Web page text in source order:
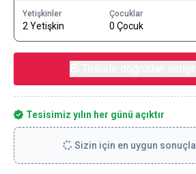
Yetişkinler
2 Yetişkin
Çocuklar
0 Çocuk
Tesisimiz yılın her günü açıktır
Sizin için en uygun